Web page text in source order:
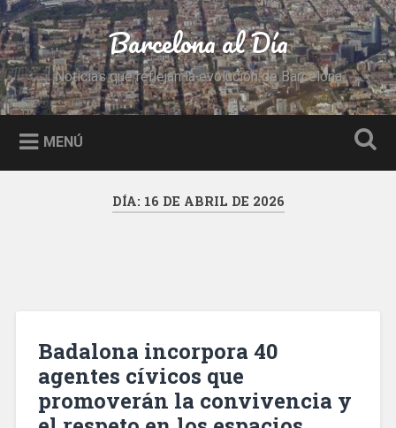
Saltar
al
contenido
Buscar Barcelona al Día
Noticias que reflejan la evolución de Barcelona
MENÚ
DÍA: 16 DE ABRIL DE 2026
Badalona incorpora 40
agentes cívicos que
promoverán la convivencia y